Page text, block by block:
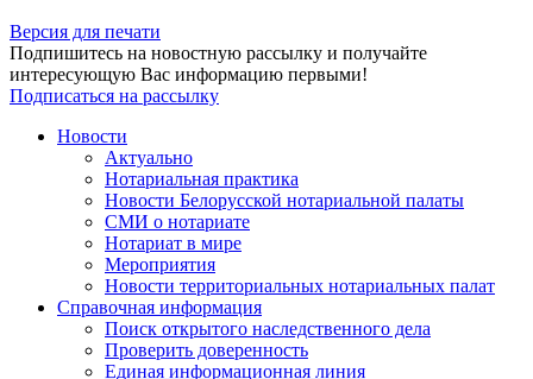
Версия для печати
Подпишитесь на новостную рассылку и получайте
интересующую Вас информацию первыми!
Подписаться на рассылку
Новости
Актуально
Нотариальная практика
Новости Белорусской нотариальной палаты
СМИ о нотариате
Нотариат в мире
Мероприятия
Новости территориальных нотариальных палат
Справочная информация
Поиск открытого наследственного дела
Проверить доверенность
Единая информационная линия